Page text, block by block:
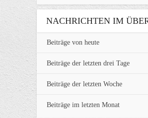
NACHRICHTEN IM
Beiträge von heute
Beiträge der letzten drei Tage
Beiträge der letzten Woche
Beiträge im letzten Monat